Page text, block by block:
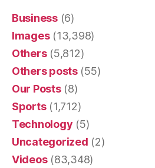
Business(6)
Images(13,398)
Others(5,812)
Others posts(55)
Our Posts(8)
Sports(1,712)
Technology (5)
Uncategorized (2)
Videos(83,348)